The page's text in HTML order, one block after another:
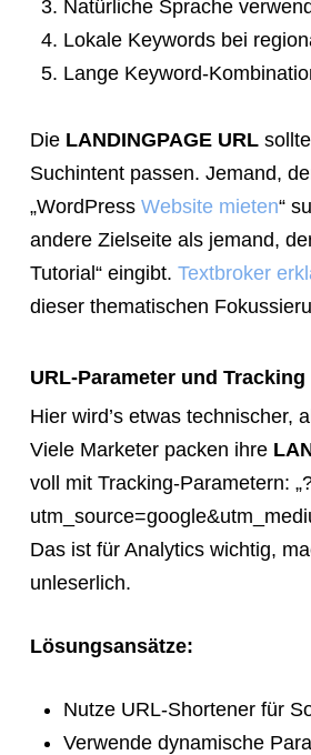
Natürliche Sprache
Lokale Keywords bei
Lange Keyword-
Die LANDINGPAGE URL
Suchintent passen. Jemand,
„WordPress Website mieten“
andere Zielseite als jemand,
Tutorial“ eingibt. Textbroker
dieser thematischen
URL-Parameter und Tracking
Hier wird’s etwas technischer,
Viele Marketer packen ihre
voll mit Tracking-Parametern:
Das ist für Analytics wichtig,
unleserlich.
Lösungsansätze:
Nutze URL-Shortener für
Verwende dynamische